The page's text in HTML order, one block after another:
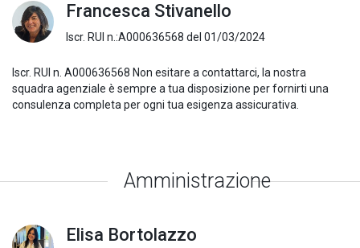
Francesca Stivanello
Iscr. RUI n.:A000636568 del 01/03/2024
Iscr. RUI n. A000636568 Non esitare a contattarci, la nostra
squadra agenziale è sempre a tua disposizione per fornirti una
consulenza completa per ogni tua esigenza assicurativa.
Amministrazione
Elisa Bortolazzo